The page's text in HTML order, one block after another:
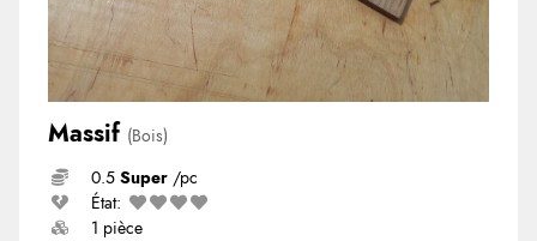
Massif (Bois)
0.5 Super /pc
État:
1 pièce